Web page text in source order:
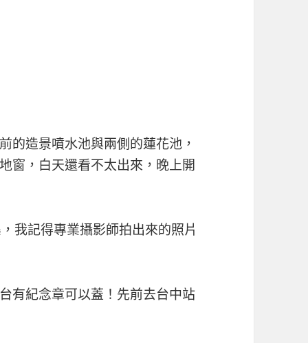
的造景噴水池與兩側的蓮花池，
窗，白天還看不太出來，晚上開
我記得專業攝影師拍出來的照片
有紀念章可以蓋！先前去台中站